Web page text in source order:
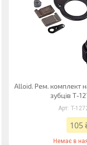
Alloid. Рем. комплект
зубців T-
T-
105
Немає в